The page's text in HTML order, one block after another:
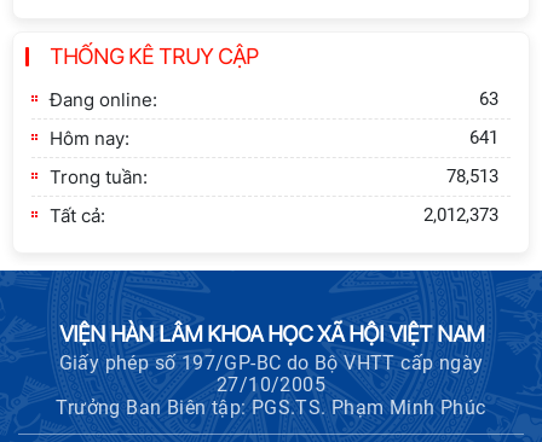
và lựa chọn chính sách” sẽ diễn ra
vào thứ ba, ngày 28/7/2026
Hội nghị Lãnh đạo Viện Hàn lâm
Khoa học xã hội Việt Nam làm việc
với Ban Chủ nhiệm các Chương trình
khoa học và công nghệ trọng điểm
cấp Bộ
Hội thảo khoa học "Kinh tế Việt Nam
6 tháng đầu năm 2026: Thách thức,
động lực và triển vọng phát triển"
Hội nghị Ban Chỉ đạo về dữ liệu Viện
Hàn lâm Khoa học xã hội Việt Nam
THỐNG KÊ TRUY CẬP
Đang online: 63
Hôm nay: 641
Trong tuần: 78,513
Tất cả: 2,012,373
VIỆN HÀN LÂM KHOA HỌC XÃ HỘI VIỆT NAM
Giấy phép số 197/GP-BC do Bộ VHTT cấp ngày
27/10/2005
Trưởng Ban Biên tập: PGS.TS. Phạm Minh Phúc